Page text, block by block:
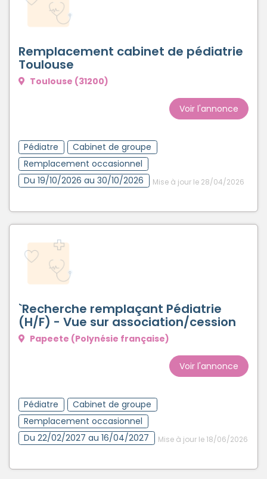
Remplacement cabinet de pédiatrie
Toulouse
Toulouse (31200)
Voir l'annonce
Pédiatre
Cabinet de groupe
Remplacement occasionnel
Du 19/10/2026 au 30/10/2026
Mise à jour le 28/04/2026
`Recherche remplaçant Pédiatrie
(H/F) - Vue sur association/cession
Papeete (Polynésie française)
Voir l'annonce
Pédiatre
Cabinet de groupe
Remplacement occasionnel
Du 22/02/2027 au 16/04/2027
Mise à jour le 18/06/2026